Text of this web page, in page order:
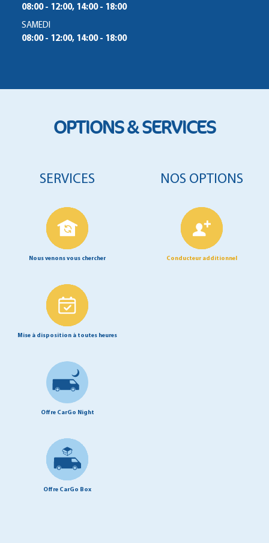
08:00 - 12:00, 14:00 - 18:00
SAMEDI
08:00 - 12:00, 14:00 - 18:00
OPTIONS & SERVICES
SERVICES
Nous venons vous chercher
Mise à disposition à toutes heures
Offre CarGo Night
Offre CarGo Box
NOS OPTIONS
Conducteur additionnel